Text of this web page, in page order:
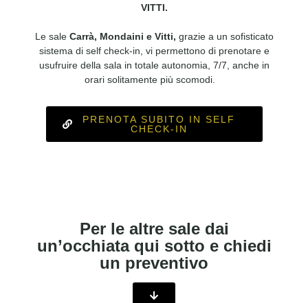
VITTI.
Le saleCarrà, Mondaini e Vitti, grazie a un sofisticato
sistema di self check-in, vi permettono di prenotare e
usufruire della sala in totale autonomia, 7/7, anche in
orari solitamente più scomodi.
PRENOTA SUBITO IN SELF
CHECK-IN
Per le altre sale dai
un’occhiata qui sotto e chiedi
un preventivo